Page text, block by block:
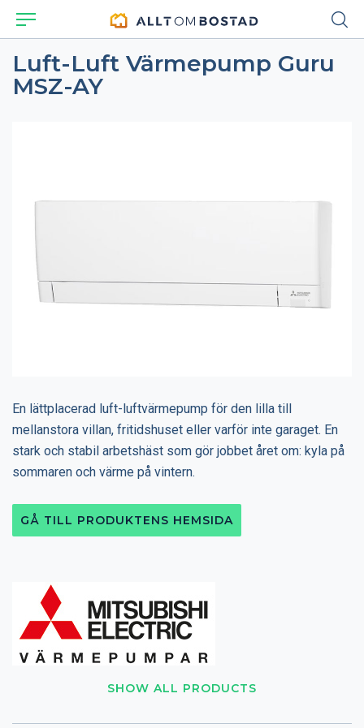
Luft-Luft Värmepump Guru
MSZ-AY
SHOW ALL PRODUCTS
En lättplacerad luft-luftvärmepump för den lilla till
mellanstora villan, fritidshuset eller varför inte garaget. En
stark och stabil arbetshäst som gör jobbet året om: kyla på
sommaren och värme på vintern.
GÅ TILL PRODUKTENS HEMSIDA